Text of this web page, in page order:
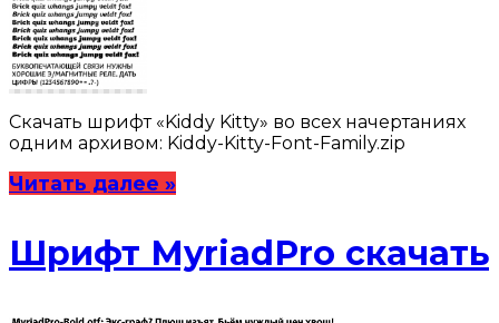
Скачать шрифт «Kiddy Kitty» во всех начертаниях
одним архивом: Kiddy-Kitty-Font-Family.zip
Читать далее »
Шрифт MyriadPro скачать